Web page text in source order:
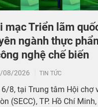
mạc Triển lãm
ngành thực
nghệ chế biến
08/2026 TIN TỨC
6/8, tại Trung tâm Hội chợ
(SECC), TP. Hồ Chí